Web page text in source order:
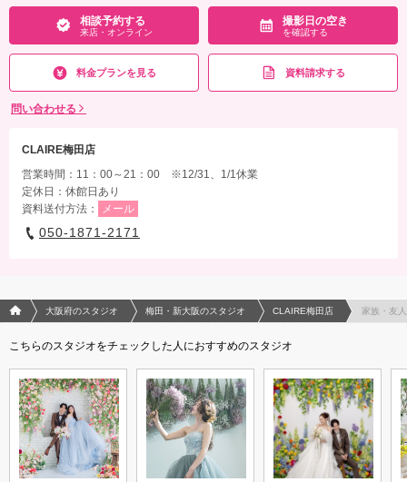
ル２着分(13歳まで)・肌着、グレードアップ小物レンタル付／新婦様メイク、新婦様
ヘアチェンジ、新郎様ヘアメイク、お子様ヘアメイク、二人目以降お子様衣装レンタ
ル追加は要別途料金
相談予約する 撮影日の空き
相談予約する
来店・オンライン
撮影日の空き
を確認する
料金プランを見る 資料請求する
問い合わせる
CLAIRE梅田店
営業時間：11：00～21：00 ※12/31、1/1休業
定休日：休館日あり
資料送付方法：
メール
050-1871-2171
フォトウエディング/結婚写真のPhotorait ホーム
大阪府のスタジオ 梅田・新大阪のスタジオ CLAIRE梅田店 家族・友
こちらのスタジオをチェックした人におすすめのスタジオ